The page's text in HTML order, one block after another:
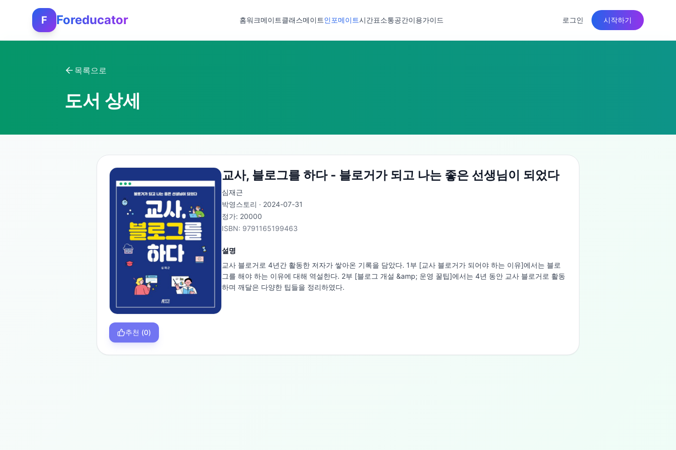
F Foreducator 홈워크메이트클래스메이트인포메이트시간표소통공간이용가이드 로그인 시작하기
목록으로
도서 상세
추천 (0)
교사, 블로그를 하다 - 블로거가 되고 나는 좋은 선생님이 되었다
심재근
박영스토리 · 2024-07-31
정가: 20000
ISBN: 9791165199463
설명
교사 블로거로 4년간 활동한 저자가 쌓아온 기록을 담았다. 1부 [교사 블로거가 되어야 하는 이유]에서는 블로
그를 해야 하는 이유에 대해 역설한다. 2부 [블로그 개설 &amp; 운영 꿀팁]에서는 4년 동안 교사 블로거로 활동
하며 깨달은 다양한 팁들을 정리하였다.